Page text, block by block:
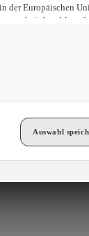
der Europäischen
und Freiheiten
für
werden,
zu verweigern
Sie über einen von
Händler bzw. im
Auswahl